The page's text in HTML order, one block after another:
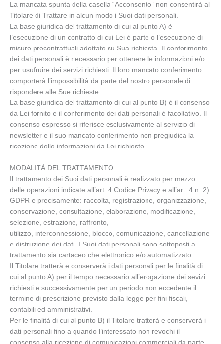
La mancata spunta della casella “Acconsento” non consentirà al
Titolare di Trattare in alcun modo i Suoi dati personali.
La base giuridica del trattamento di cui al punto A) è
l’esecuzione di un contratto di cui Lei è parte o l’esecuzione di
misure precontrattuali adottate su Sua richiesta. Il conferimento
dei dati personali è necessario per ottenere le informazioni e/o
per usufruire dei servizi richiesti. Il loro mancato conferimento
comporterà l’impossibilità da parte del nostro personale di
rispondere alle Sue richieste.
La base giuridica del trattamento di cui al punto B) è il consenso
da Lei fornito e il conferimento dei dati personali è facoltativo. Il
consenso espresso si riferisce esclusivamente al servizio di
newsletter e il suo mancato conferimento non pregiudica la
ricezione delle informazioni da Lei richieste.
MODALITÀ DEL TRATTAMENTO
Il trattamento dei Suoi dati personali è realizzato per mezzo
delle operazioni indicate all’art. 4 Codice Privacy e all’art. 4 n. 2)
GDPR e precisamente: raccolta, registrazione, organizzazione,
conservazione, consultazione, elaborazione, modificazione,
selezione, estrazione, raffronto,
utilizzo, interconnessione, blocco, comunicazione, cancellazione
e distruzione dei dati. I Suoi dati personali sono sottoposti a
trattamento sia cartaceo che elettronico e/o automatizzato.
Il Titolare tratterà e conserverà i dati personali per le finalità di
cui al punto A) per il tempo necessario all’erogazione dei sevizi
richiesti e successivamente per un periodo non eccedente il
termine di prescrizione previsto dalla legge per fini fiscali,
contabili ed amministrativi.
Per le finalità di cui al punto B) il Titolare tratterà e conserverà i
dati personali fino a quando l’interessato non revochi il
consenso alla ricezione di comunicazioni commerciali da parte